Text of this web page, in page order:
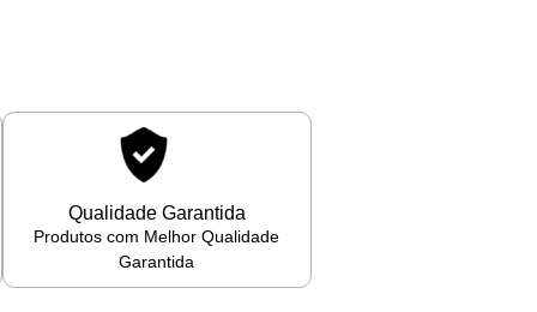
Qualidade Garantida
Produtos com Melhor Qualidade
Garantida